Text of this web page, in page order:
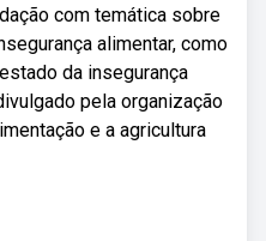
com temática sobre
alimentar, como
da insegurança
pela organização
e a agricultura